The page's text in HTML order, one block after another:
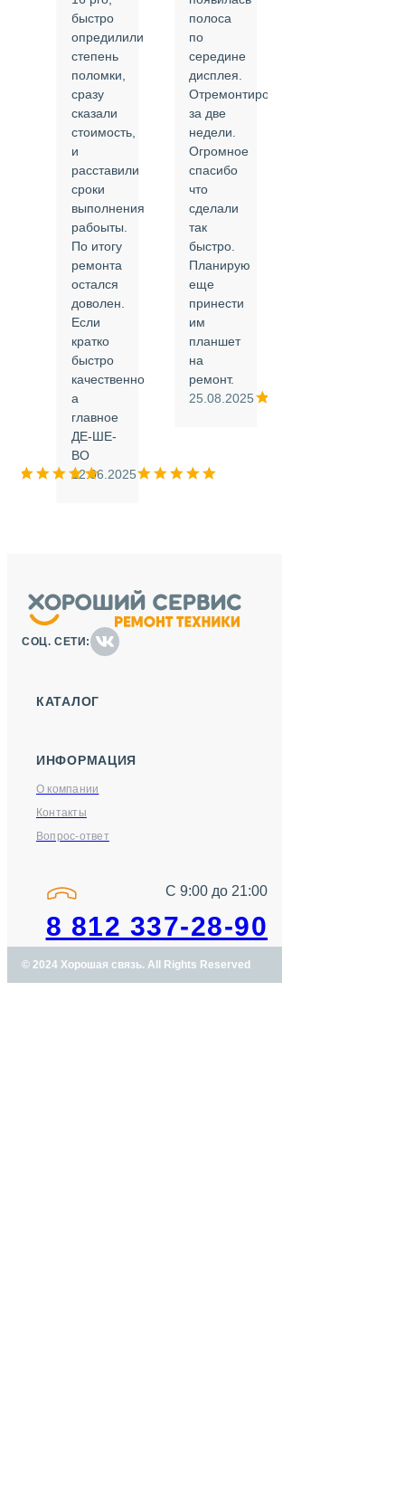
быстро
опредилили
степень
поломки,
сразу
сказали
стоимость,
и
расставили
сроки
выполнения
рабоыты.
По итогу
ремонта
остался
доволен.
Если
кратко
быстро
качественно
а
главное
ДЕ-ШЕ-
ВО
12.06.2025
полоса
по
середине
дисплея.
Отремонтировали
за две
недели.
Огромное
спасибо
что
сделали
так
быстро.
Планирую
еще
принести
им
планшет
на
ремонт.
25.08.2025
СОЦ. СЕТИ:
КАТАЛОГ
ИНФОРМАЦИЯ
О компании
Контакты
Вопрос-ответ
С 9:00 до 21:00
8 812 337-28-90
© 2024 Хорошая связь. All Rights Reserved